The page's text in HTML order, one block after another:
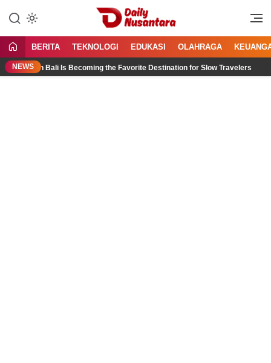
konten
Daily Nusantara
Menyajikan Fakta, Menginspirasi
BERITA TEKNOLOGI EDUKASI OLAHRAGA
NEWS
Bali Is Becoming the Favorite Destination for Slow Travelers